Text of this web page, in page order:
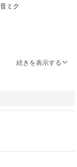
ミク
続きを表示する